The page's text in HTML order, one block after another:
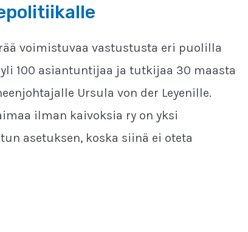
voimistuvaa vastustusta eri puolilla
100 asiantuntijaa ja tutkijaa 30 maasta
Ursula von der Leyenille.
ilman kaivoksia ry on yksi
asetuksen, koska siinä ei oteta